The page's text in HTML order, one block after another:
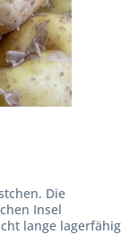
Die
Insel
lange lagerfähig